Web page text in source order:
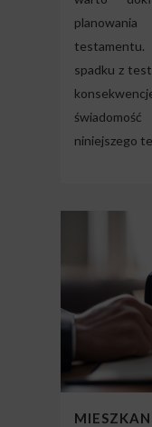
testamentu.
spadku z
niniejszego